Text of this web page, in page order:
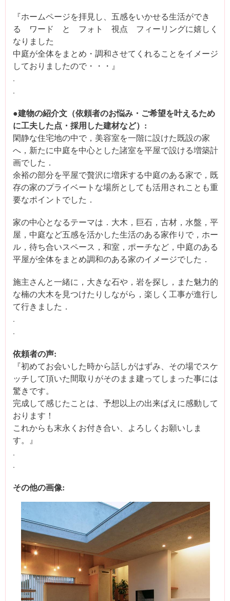
『ホームページを拝見し、五感をいかせる生活ができ
る ワード と フォト 視点 フィーリングに嬉しく
なりました
中庭が全体をまとめ・調和させてくれることをイメージ
しておりましたので・・・』
.
.
●建物の紹介文（依頼者のお悩み・ご希望を叶えるため
に工夫した点・採用した建材など）:
閑静な住宅地の中で，美容室を一階に設けた既設の家
へ，新たに中庭を中心とした諸室を平屋で設ける増築計
画でした．
余裕の部分を平屋で贅沢に増床する中庭のある家で，既
存の家のプライベートな場所としても活用されことも重
要なポイントでした．
家の中心となるテーマは．大木，巨石，古材，水盤，平
屋，中庭など五感を活かした生活のある家作りで，ホー
ル，待ち合いスペース，和室，ポーチなど，中庭のある
平屋が全体をまとめ調和のある家のイメージでした．
施主さんと一緒に，大きな石や，岩を探し，また魅力的
な楠の大木を見つけたりしながら，楽しく工事が進行し
て行きました．
.
.
依頼者の声:
『初めてお会いした時から話しがはずみ、その場でスケ
ッチして頂いた間取りがそのまま建ってしまった事には
驚きです。
完成して感じたことは、予想以上の出来ばえに感動して
おります！
これからも末永くお付き合い、よろしくお願いしま
す。』
.
.
その他の画像: